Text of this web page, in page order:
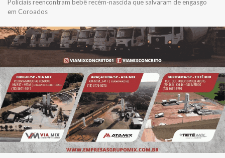
Policiais reencontram bebê recém-nascida que salvaram de engasgo
em Coroados